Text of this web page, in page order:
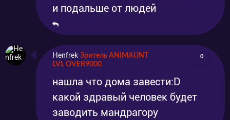
и подальше от людей
Henfrek Зритель ANIMAUNT
LVL OVER9000
0
нашла что дома завести:D
какой здравый человек будет
заводить мандрагору